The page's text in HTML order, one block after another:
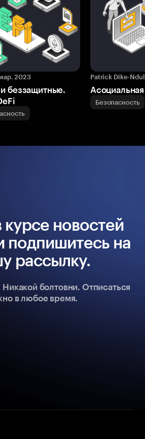
2023
беззащитные.
Patrick Dike-
Безопасность
курсе новостей
подпишитесь на
рассылку.
болтовни. Отписаться
в любое время.